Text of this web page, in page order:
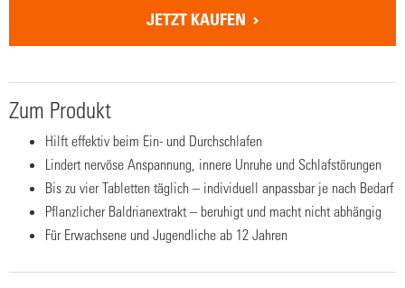
JETZT KAUFEN
Zum Produkt
Hilft effektiv beim Ein- und Durchschlafen
Lindert nervöse Anspannung, innere Unruhe und Schlafstörungen
Bis zu vier Tabletten täglich – individuell anpassbar je nach Bedarf
Pflanzlicher Baldrianextrakt – beruhigt und macht nicht abhängig
Für Erwachsene und Jugendliche ab 12 Jahren